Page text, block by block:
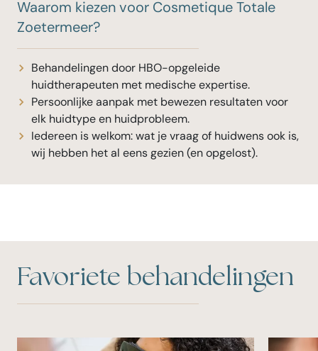
Waarom kiezen voor Cosmetique Totale
Zoetermeer?
Behandelingen door HBO-opgeleide
huidtherapeuten met medische expertise.
Persoonlijke aanpak met bewezen resultaten voor
elk huidtype en huidprobleem.
Iedereen is welkom: wat je vraag of huidwens ook is,
wij hebben het al eens gezien (en opgelost).
Favoriete behandelingen